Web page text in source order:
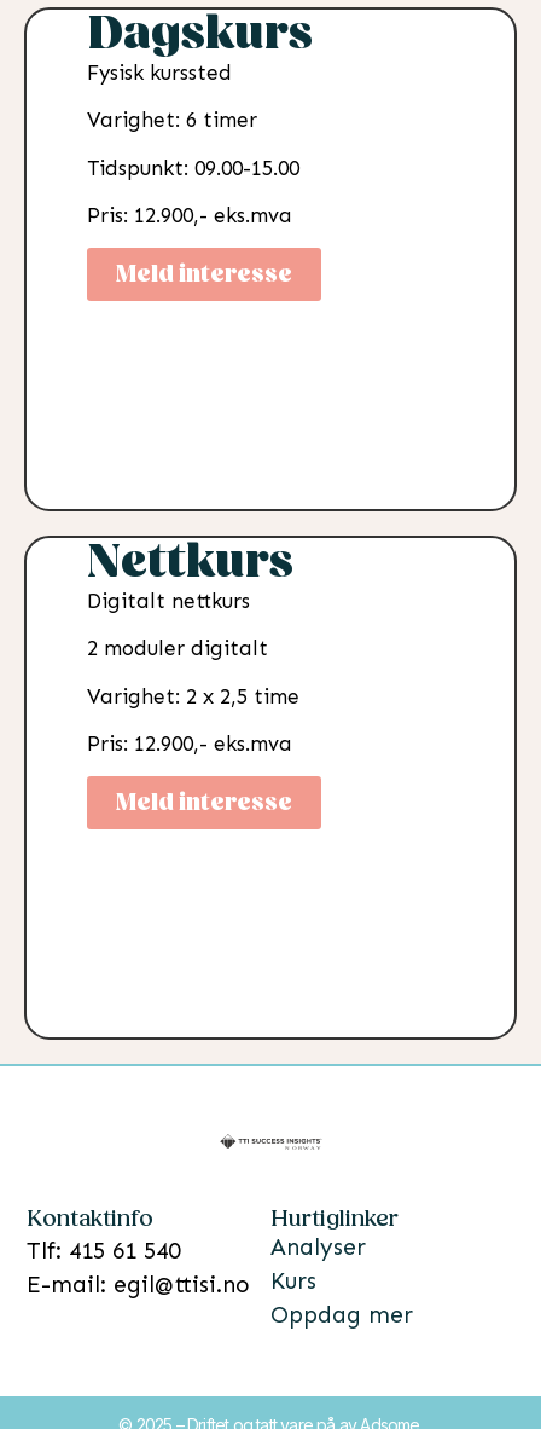
Dagskurs
Fysisk kurssted
Varighet: 6 timer
Tidspunkt: 09.00-15.00
Pris: 12.900,- eks.mva
Meld interesse
Nettkurs
Digitalt nettkurs
2 moduler digitalt
Varighet: 2 x 2,5 time
Pris: 12.900,- eks.mva
Meld interesse
Kontaktinfo
Tlf: 415 61 540
E-mail: egil@ttisi.no
Hurtiglinker
Analyser
Kurs
Oppdag mer